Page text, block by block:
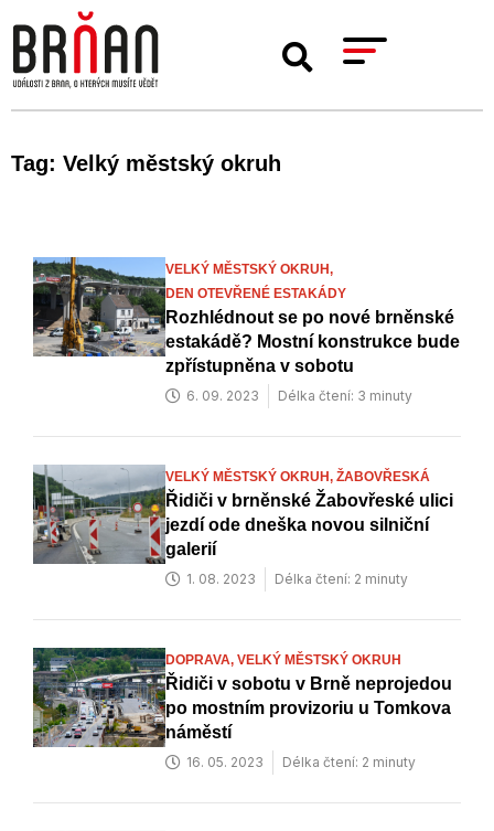
Tag: Velký městský okruh
VELKÝ MĚSTSKÝ OKRUH,
DEN OTEVŘENÉ ESTAKÁDY
Rozhlédnout se po nové brněnské
estakádě? Mostní konstrukce bude
zpřístupněna v sobotu
6. 09. 2023 Délka čtení: 3 minuty
VELKÝ MĚSTSKÝ OKRUH, ŽABOVŘESKÁ
Řidiči v brněnské Žabovřeské ulici
jezdí ode dneška novou silniční
galerií
1. 08. 2023 Délka čtení: 2 minuty
DOPRAVA, VELKÝ MĚSTSKÝ OKRUH
Řidiči v sobotu v Brně neprojedou
po mostním provizoriu u Tomkova
náměstí
16. 05. 2023 Délka čtení: 2 minuty